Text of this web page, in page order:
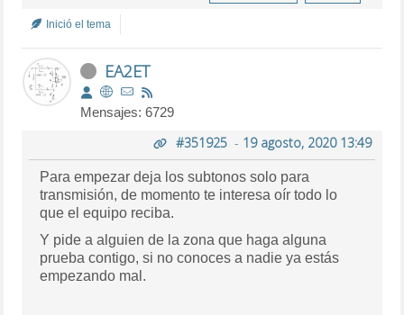
Inició el tema
EA2ET
Mensajes: 6729
#351925- 19 agosto, 2020 13:49
Para empezar deja los subtonos solo para
transmisión, de momento te interesa oír todo lo
que el equipo reciba.
Y pide a alguien de la zona que haga alguna
prueba contigo, si no conoces a nadie ya estás
empezando mal.